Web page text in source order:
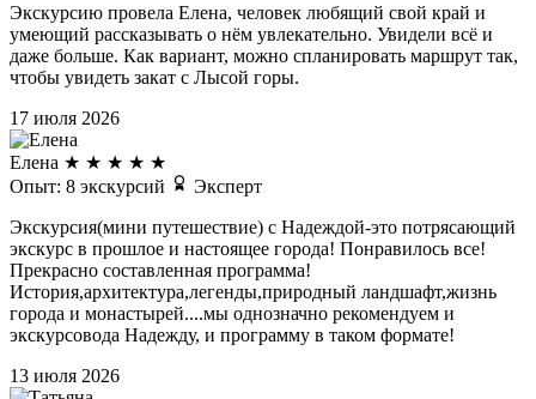
Экскурсию провела Елена, человек любящий свой край и
умеющий рассказывать о нём увлекательно. Увидели всё и
даже больше. Как вариант, можно спланировать маршрут так,
чтобы увидеть закат с Лысой горы.
17 июля 2026
Елена ★ ★ ★ ★ ★
Опыт: 8 экскурсий
Эксперт
Экскурсия(мини путешествие) с Надеждой-это потрясающий
экскурс в прошлое и настоящее города! Понравилось все!
Прекрасно составленная программа!
История,архитектура,легенды,природный ландшафт,жизнь
города и монастырей....мы однозначно рекомендуем и
экскурсовода Надежду, и программу в таком формате!
13 июля 2026